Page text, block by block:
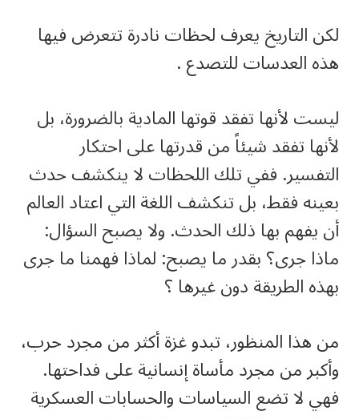
لكن التاريخ يعرف لحظات نادرة تتعرض فيها
هذه العدسات للتصدع .
ليست لأنها تفقد قوتها المادية بالضرورة، بل
لأنها تفقد شيئاً من قدرتها على احتكار
التفسير. ففي تلك اللحظات لا ينكشف حدث
بعينه فقط، بل تنكشف اللغة التي اعتاد العالم
أن يفهم بها ذلك الحدث. ولا يصبح السؤال:
ماذا جرى؟ بقدر ما يصبح: لماذا فهمنا ما جرى
بهذه الطريقة دون غيرها ؟
من هذا المنظور، تبدو غزة أكثر من مجرد حرب،
وأكبر من مجرد مأساة إنسانية على فداحتها.
فهي لا تضع السياسات والحسابات العسكرية